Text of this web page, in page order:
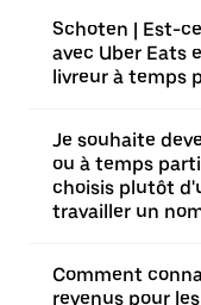
Schoten | Est-
avec Uber Eats
livreur à temps
Je souhaite
ou à temps
choisis plutôt
travailler un
Comment
revenus pour